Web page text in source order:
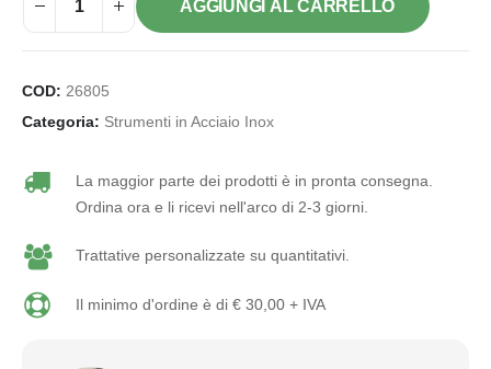
AGGIUNGI AL CARRELLO
COD: 26805
Categoria: Strumenti in Acciaio Inox
La maggior parte dei prodotti è in pronta consegna.
Ordina ora e li ricevi nell'arco di 2-3 giorni.
Trattative personalizzate su quantitativi.
Il minimo d'ordine è di € 30,00 + IVA